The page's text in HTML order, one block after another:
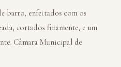
barro, enfeitados com os
cortados finamente, e um
Câmara Municipal de